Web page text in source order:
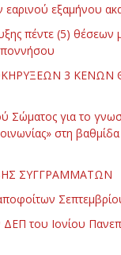
εξαμήνου
πέντε (5)
3 ΚΕΝΩΝ
Σώματος για το
στη
ΣΥΓΓΡΑΜΜΑΤΩΝ
του Ιονίου